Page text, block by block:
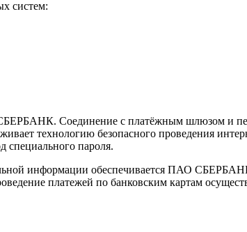
систем:
Соединение с платёжным шлюзом и
технологию безопасного проведения
специального пароля.
информации обеспечивается ПАО
платежей по банковским картам